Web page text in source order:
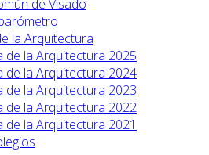
de Visado
la Arquitectura
de la Arquitectura 2025
de la Arquitectura 2024
de la Arquitectura 2023
de la Arquitectura 2022
de la Arquitectura 2021